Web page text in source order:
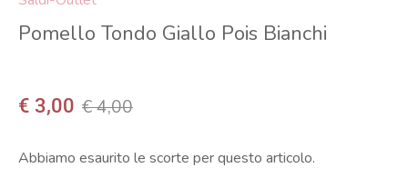
Pomello Tondo Giallo Pois Bianchi
€ 3,00 € 4,00
Abbiamo esaurito le scorte per questo articolo.